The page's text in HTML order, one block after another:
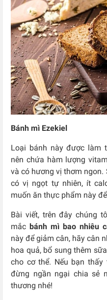
Bánh mì Ezekiel
Loại bánh này được làm
nên chứa hàm lượng
và có hương vị thơm
có vị ngọt tự nhiên, ít
muốn ăn thực phẩm này
Bài viết, trên đây chúng
mắc bánh mì bao nhiêu
này để giảm cân, hãy cân
hoa quả, bổ sung thêm
cho cơ thể. Nếu bạn
đừng ngần ngại chia sẻ
thương nhé!